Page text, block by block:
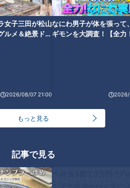
女子三田が松山
ルメ＆絶景ドラ
2026/08/07 21:00
なにわ男子が体を張って
ギモンを大調査！【全力
2026/
もっと見る
記事で見る
子
視聴者さん御用達の室内公園
【子どもの笑顔WEEK】